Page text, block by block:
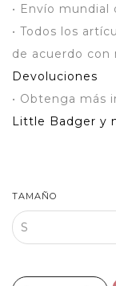
• Envío mundial
• Todos los
de acuerdo con
Devoluciones
• Obtenga más
Little Badger y
TAMAÑO